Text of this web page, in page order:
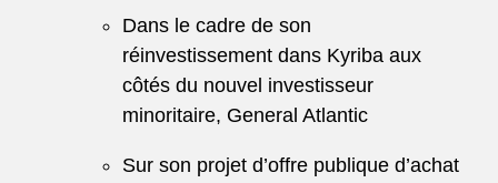
Dans le cadre de son
réinvestissement dans Kyriba aux
côtés du nouvel investisseur
minoritaire, General Atlantic
Sur son projet d’offre publique d’achat